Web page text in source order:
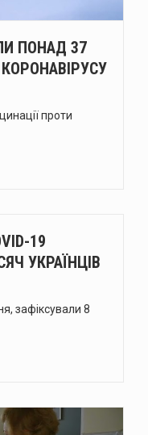
ПОНАД 37
проти
19
УКРАЇНЦІВ
зафіксували 8